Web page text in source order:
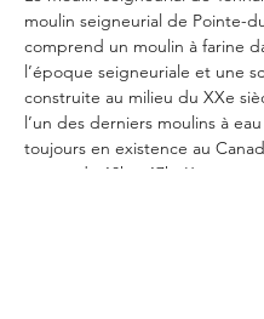
moulin seigneurial de Pointe-
comprend un moulin à farine
l’époque seigneuriale et une
construite au milieu du XXe
l’un des derniers moulins à
toujours en existence au
ouvert de 10h à 17h. L’entrée